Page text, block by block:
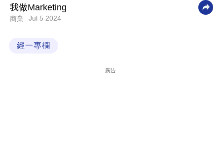
商
我做Marketing
商業 Jul 5 2024
經一專欄
廣告